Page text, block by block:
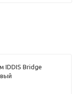
IDDIS Bridge